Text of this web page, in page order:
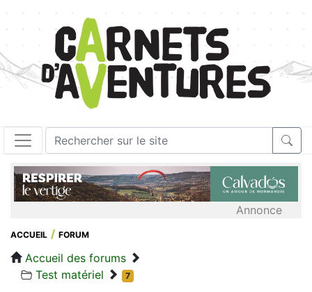
Annonce
ACCUEIL FORUM
Accueil des forums
Test matériel
7